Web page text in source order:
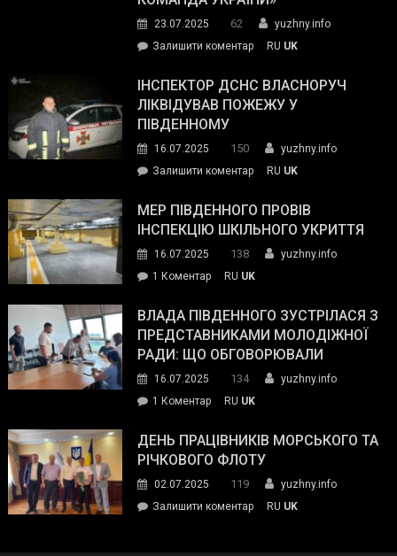
гуманітарну
допомогу
23.07.2025 62
yuzhny.info
Залишити коментарon
провів
нараду
силових
та
органів:
«Наш
спільний
окупанти.
Маємо
діяти
команда
RU UK
ІНСПЕКТОР ДСНС ВЛАСНОРУЧ
ЛІКВІДУВАВ ПОЖЕЖУ У
ПІВДЕННОМУ
16.07.2025 150
yuzhny.info
Залишити коментарon
ДСНС
власноруч
пожежу
у
RU UK
МЕР ПІВДЕННОГО ПРОВІВ
ІНСПЕКЦІЮ ШКІЛЬНОГО УКРИТТЯ
16.07.2025 138
yuzhny.info
1 Коментардо
Південного
провів
інспекцію
укриття
RU UK
ВЛАДА ПІВДЕННОГО ЗУСТРІЛАСЯ З
ПРЕДСТАВНИКАМИ МОЛОДІЖНОЇ
РАДИ: ЩО ОБГОВОРЮВАЛИ
16.07.2025 134
yuzhny.info
1 Коментардо
Південного
зустрілася
представниками
молодіжної
RU UK
ДЕНЬ ПРАЦІВНИКІВ МОРСЬКОГО ТА
РІЧКОВОГО ФЛОТУ
02.07.2025 119
yuzhny.info
Залишити коментарon
RU UK